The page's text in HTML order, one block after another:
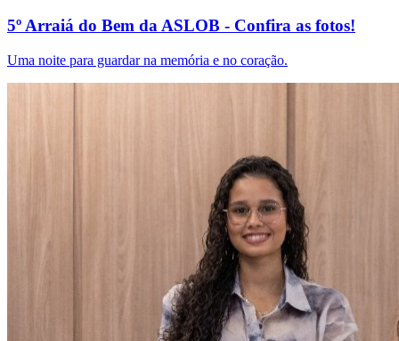
5º Arraiá do Bem da ASLOB - Confira as fotos!
Uma noite para guardar na memória e no coração.